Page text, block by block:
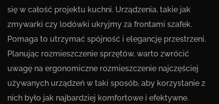
się w całość projektu kuchni. Urządzenia, takie jak
zmywarki czy lodówki ukryjmy za frontami szafek.
Pomaga to utrzymać spójność i elegancję przestrzeni.
Planując rozmieszczenie sprzętów, warto zwrócić
uwagę na ergonomiczne rozmieszczenie najczęściej
używanych urządzeń w taki sposób, aby korzystanie z
nich było jak najbardziej komfortowe i efektywne.